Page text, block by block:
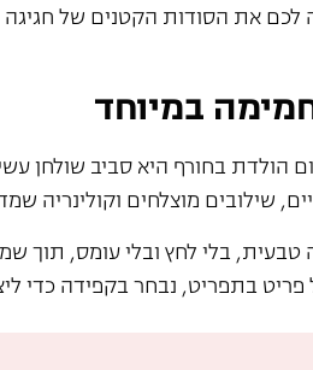
לכם את הסודות הקטנים של
במיוחד
הולדת בחורף היא סביב שולחן
שילובים מוצלחים וקולינריה
טבעית, בלי לחץ ובלי עומס, תוך
בתפריט, נבחר בקפידה כדי